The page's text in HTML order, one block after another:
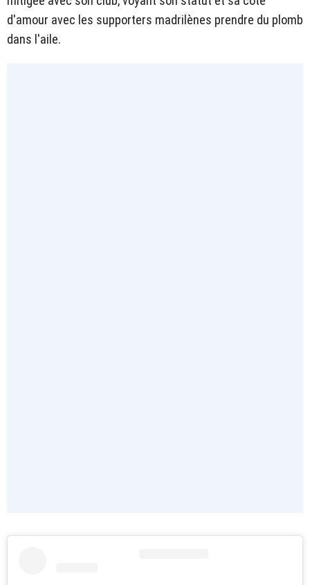
d'amour avec les supporters madrilènes prendre du plomb
dans l'aile.